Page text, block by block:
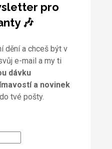
pro
🎶
dění a chceš být v
e-mail a my ti
dávku
a novinek
tvé pošty.